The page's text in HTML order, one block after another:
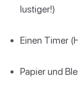
lustiger!)
Einen Timer
Papier und